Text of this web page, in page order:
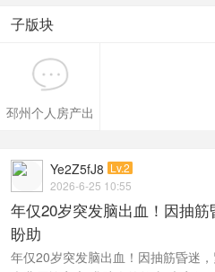
子版块
邳州个人房产出
Ye2Z5fJ8 Lv.2
2026-6-25 10:55
年仅20岁突发脑出血！因抽筋
盼助
年仅20岁突发脑出血！因抽筋昏迷